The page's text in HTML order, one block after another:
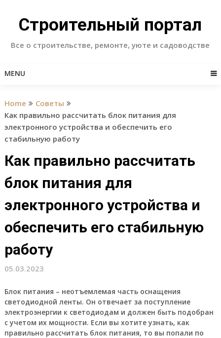
contentСтроительный портал
Все о строительстве, ремонте, уюте и садоводстве
MENU
Home
Советы
Как правильно рассчитать блок питания для
электронного устройства и обеспечить его
стабильную работу
Как правильно рассчитать
блок питания для
электронного устройства и
обеспечить его стабильную
работу
05.03.2023
Блок питания – неотъемлемая часть оснащения
светодиодной ленты. Он отвечает за поступление
электроэнергии к светодиодам и должен быть подобран
с учетом их мощности. Если вы хотите узнать, как
правильно рассчитать блок питания, то вы попали по